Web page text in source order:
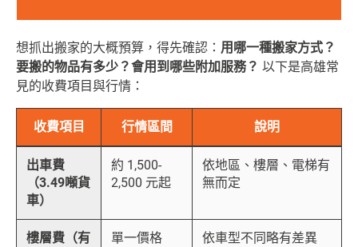
想抓出搬家的大概預算，得先確認： 用哪一種搬家方式？
要搬的物品有多少？會用到哪些附加服務？ 以下是高雄常
見的收費項目與行情：
收費項目 行情區間 說明
出車費
（3.49噸貨
車）
約 1,500-
2,500 元起
依地區、樓層、電梯有
無而定
樓層費（有
單一價格 依車型不同略有差異